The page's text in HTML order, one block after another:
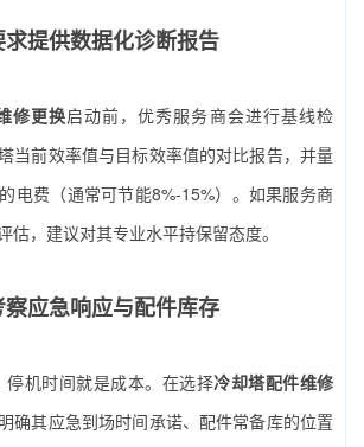
提供数据化诊断报告
修更换启动前，优秀服务商会进行基线检
当前效率值与目标效率值的对比报告，并量
电费（通常可节能8%-15%）。如果服务商
估，建议对其专业水平持保留态度。
应急响应与配件库存
停机时间就是成本。在选择冷却塔配件维修
确其应急到场时间承诺、配件常备库的位置